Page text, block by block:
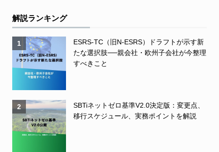
解説ランキング
1
ESRS-TC（旧N-ESRS）ドラフトが示す新
たな選択肢──親会社・欧州子会社が今整理
すべきこと
2
SBTiネットゼロ基準V2.0決定版：変更点、
移行スケジュール、実務ポイントを解説